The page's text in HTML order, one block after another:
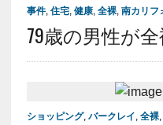
事件, 住宅, 健康, 全裸, 南カリフ
79歳の男性が
ショッピング, バークレイ, 全裸,